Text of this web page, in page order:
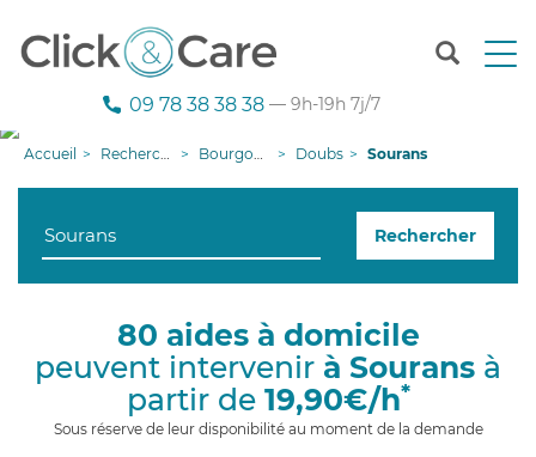
T
n
g
09 78 38 38 38 — 9h-19h 7j/7
Accueil Recherche aide à domicile Bourgogne-Franche-Comté Doubs Sourans
Rechercher
80 aides à domicile
peuvent intervenir à Sourans à
partir de 19,90€/h*
Sous réserve de leur disponibilité au moment de la demande